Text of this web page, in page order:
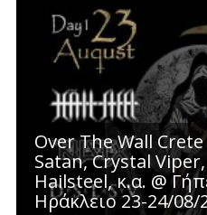
Over The Wall
Satan, Crystal
Hailsteel, κ.α. @
Ηράκλειο 23-24/08/